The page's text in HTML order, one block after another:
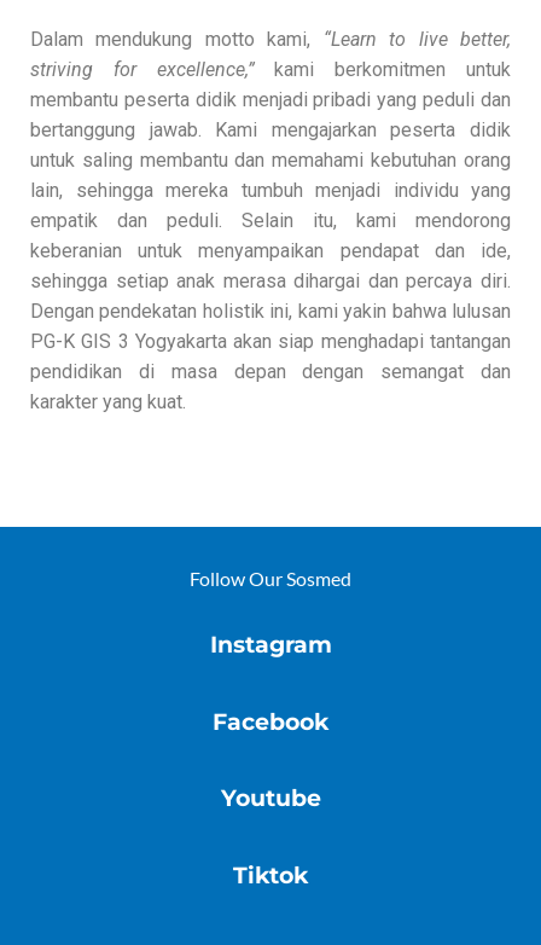
Dalam mendukung motto kami, “Learn to live better,
striving for excellence,”kami berkomitmen untuk
membantu peserta didik menjadi pribadi yang peduli dan
bertanggung jawab. Kami mengajarkan peserta didik
untuk saling membantu dan memahami kebutuhan orang
lain, sehingga mereka tumbuh menjadi individu yang
empatik dan peduli. Selain itu, kami mendorong
keberanian untuk menyampaikan pendapat dan ide,
sehingga setiap anak merasa dihargai dan percaya diri.
Dengan pendekatan holistik ini, kami yakin bahwa lulusan
PG-K GIS 3 Yogyakarta akan siap menghadapi tantangan
pendidikan di masa depan dengan semangat dan
karakter yang kuat.
Follow Our Sosmed
Instagram
Facebook
Youtube
Tiktok